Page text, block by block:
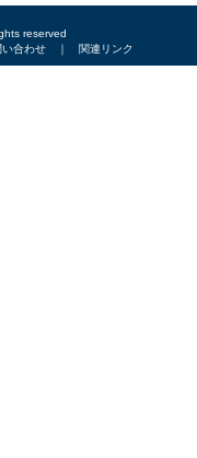
reserved
い合わせ ｜ 関連リンク